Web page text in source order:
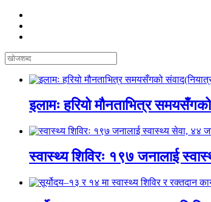
इलामः हरियो मौनताभित्र
स्वास्थ्य शिविरः १९७ जनालाई